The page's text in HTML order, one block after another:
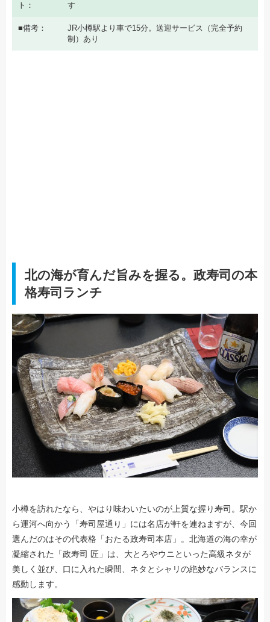
ト
す
備考
JR小樽駅より車で15分。送迎サービス（完全予約
制）あり
北の海が育んだ旨みを握る。政寿司の本
格寿司ランチ
小樽を訪れたなら、やはり味わいたいのが上質な握り寿司。駅か
ら運河へ向かう「寿司屋通り」には名店が軒を連ねますが、今回
選んだのはその代表格「おたる政寿司本店」。北海道の海の幸が
凝縮された「政寿司 匠」は、大とろやウニといった高級ネタが
美しく並び、口に入れた瞬間、ネタとシャリの絶妙なバランスに
感動します。